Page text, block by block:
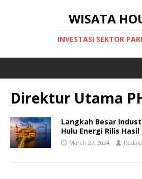
WISATA
INVESTASI SEKTOR
Direktur Utama
Langkah Besar
Hulu Energi Rilis
March 27, 2024